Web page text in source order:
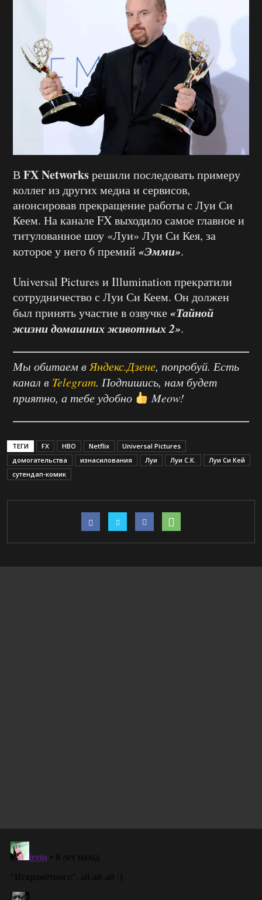
ВFX Networksрешили последовать примеру
коллег из других медиа и сервисов,
анонсировав прекращение работы с Луи Си
Кеем. На канале FX выходило самое главное и
титулованное шоу «Луи» Луи Си Кея, за
которое у него 6 премий «Эмми».
Universal Pictures и Illumination прекратили
сотрудничество с Луи Си Кеем. Он должен
был принять участие в озвучке«Тайной
жизни домашних животных 2».
Мы обитаем в Яндекс.Дзене, попробуй. Есть
канал в Telegram. Подпишись, нам будет
приятно, а тебе удобно
Meow!
ТЕГИ FX HBO Netflix
Universal Pictures
домогательства
изнасилования Луи Луи С.К.
Луи Си Кей
сутендап-комик